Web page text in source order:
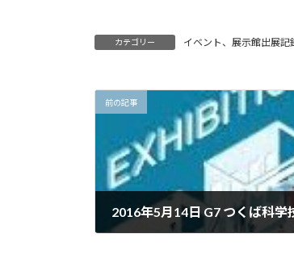
カテゴリー イベント、展示館出展記
前の記事